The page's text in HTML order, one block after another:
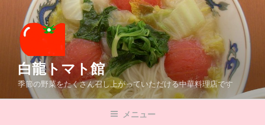
白龍トマト館
季節の野菜をたくさん召し上がっていただける中華料理店です
メニュー